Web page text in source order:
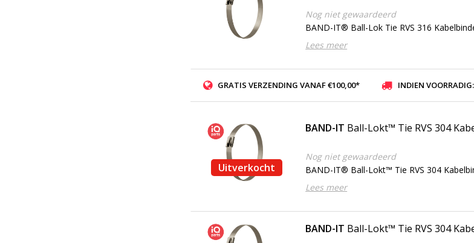
Nog niet gewaardeerd
BAND-IT® Ball-Lok Tie RVS 316
Lees meer
GRATIS VERZENDING VANAF €100,00* INDIEN VOORRADIG: VOOR
Uitverkocht
BAND-IT Ball-Lokt™ Tie RVS 304
Nog niet gewaardeerd
BAND-IT® Ball-Lokt™ Tie RVS 304
Lees meer
BAND-IT Ball-Lokt™ Tie RVS 304